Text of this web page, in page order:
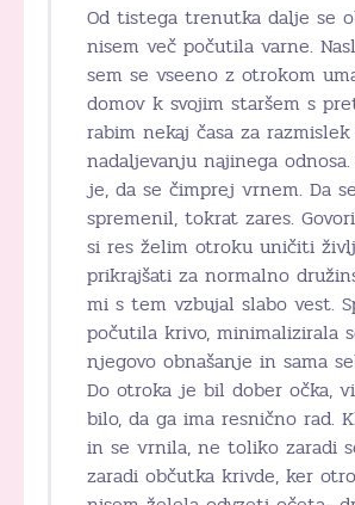
Od tistega trenutka dalje se
nisem več počutila varne.
sem se vseeno z otrokom
domov k svojim staršem s
rabim nekaj časa za
nadaljevanju najinega
je, da se čimprej vrnem. Da
spremenil, tokrat zares.
si res želim otroku uničiti
prikrajšati za normalno
mi s tem vzbujal slabo vest.
počutila krivo, minimalizirala
njegovo obnašanje in sama
Do otroka je bil dober očka,
bilo, da ga ima resnično rad.
in se vrnila, ne toliko zaradi
zaradi občutka krivde, ker